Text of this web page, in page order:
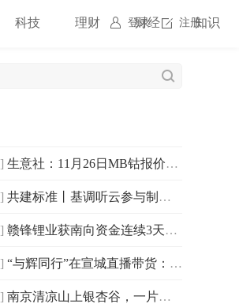
登录 注册
科技 理财 财经 知识
] 生意社：11月26日MB钴报价_快讯
] 共建标准丨基调听云参与制定《面向LLM应用的可观测性能力要求》标准正式发布
] 赣锋锂业获南向资金连续3天净买入
] “与辉同行”在宣城直播带货：超3000万人观看！总销售额约2000万
] 南京清凉山上银杏谷，一片金黄成市民打卡地-速看料